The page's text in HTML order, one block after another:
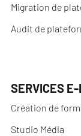
Migration de
Audit de
SERVICES
Création de
Studio Média